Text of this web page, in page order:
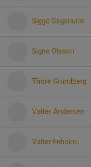
Sigge Segerlund
Signe Olsson
Thore Grundberg
Valter Andersen
Valter Ekholm